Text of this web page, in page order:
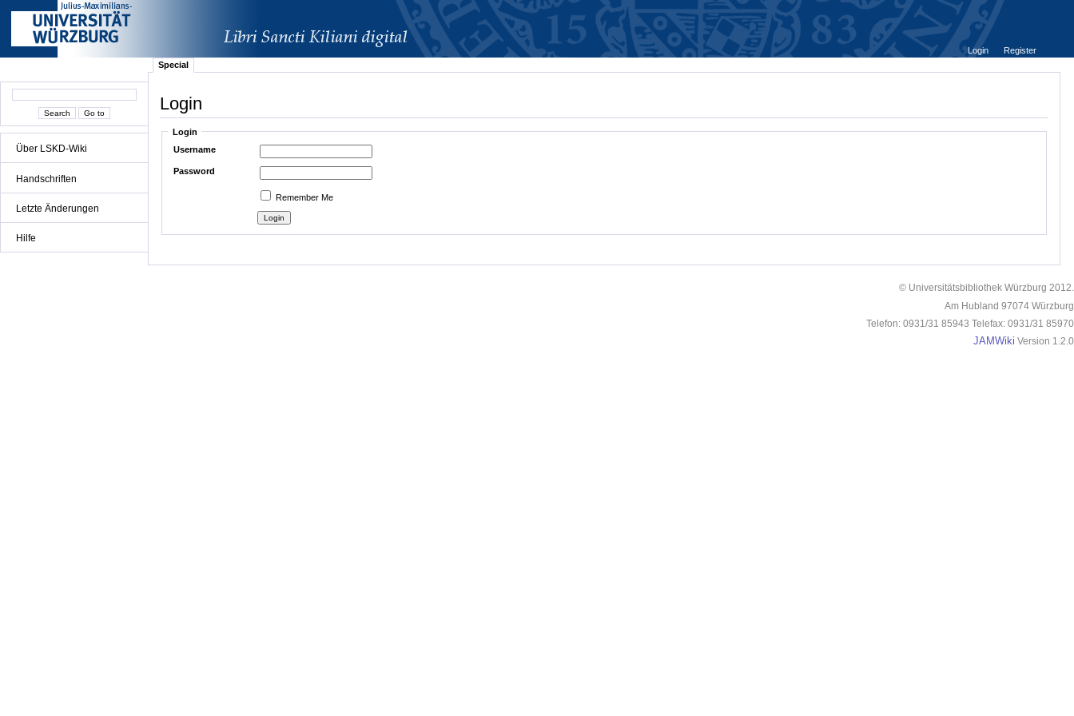
Über LSKD-Wiki
Handschriften
Letzte Änderungen
Hilfe
Login
Register
Special
Login
Login
Username
Password
Remember Me
© Universitätsbibliothek Würzburg 2012.
Am Hubland 97074 Würzburg
Telefon: 0931/31 85943 Telefax: 0931/31 85970
JAMWiki Version 1.2.0